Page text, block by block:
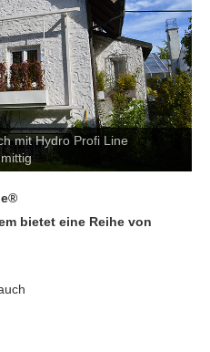
mit Hydro Profi Line
bietet eine Reihe von